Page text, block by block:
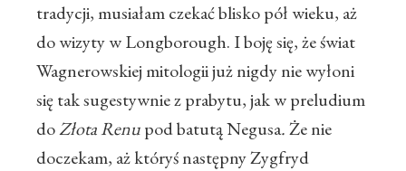
tradycji, musiałam czekać blisko pół wieku, aż
do wizyty w Longborough. I boję się, że świat
Wagnerowskiej mitologii już nigdy nie wyłoni
się tak sugestywnie z prabytu, jak w preludium
doZłota Renupod batutą Negusa.Że nie
doczekam, aż któryś następny Zygfryd